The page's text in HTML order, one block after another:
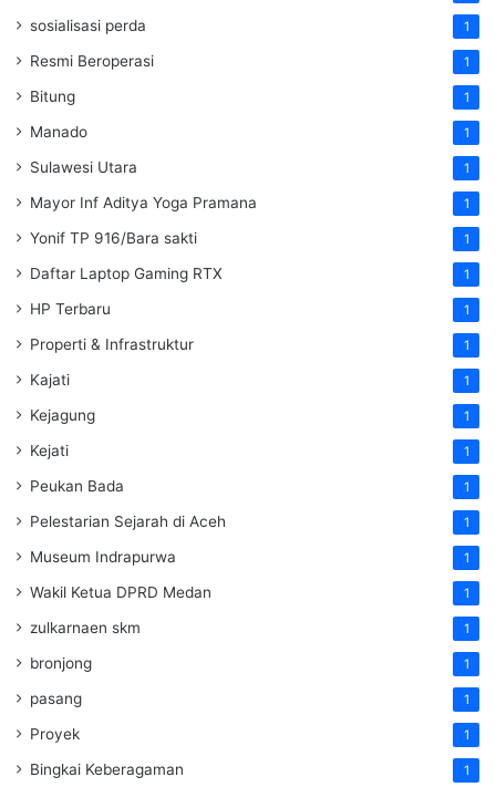
sosialisasi perda 1
Resmi Beroperasi 1
Bitung 1
Manado 1
Sulawesi Utara 1
Mayor Inf Aditya Yoga Pramana 1
Yonif TP 916/Bara sakti 1
Daftar Laptop Gaming RTX 1
HP Terbaru 1
Properti & Infrastruktur 1
Kajati 1
Kejagung 1
Kejati 1
Peukan Bada 1
Pelestarian Sejarah di Aceh 1
Museum Indrapurwa 1
Wakil Ketua DPRD Medan 1
zulkarnaen skm 1
bronjong 1
pasang 1
Proyek 1
Bingkai Keberagaman 1